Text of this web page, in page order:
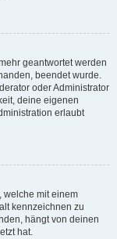
geantwortet werden
beendet wurde.
oder Administrator
deine eigenen
erlaubt
welche mit einem
kennzeichnen zu
hängt von deinen
hat.